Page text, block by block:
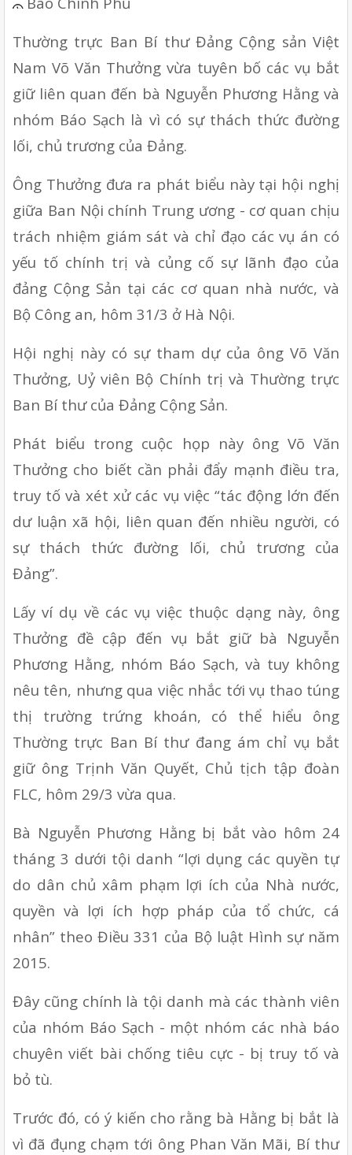
Thường trực Ban Bí thư Đảng Cộng sản Việt
Nam Võ Văn Thưởng vừa tuyên bố các vụ bắt
giữ liên quan đến bà Nguyễn Phương Hằng và
nhóm Báo Sạch là vì có sự thách thức đường
lối, chủ trương của Đảng.
Ông Thưởng đưa ra phát biểu này tại hội nghị
giữa Ban Nội chính Trung ương - cơ quan chịu
trách nhiệm giám sát và chỉ đạo các vụ án có
yếu tố chính trị và củng cố sự lãnh đạo của
đảng Cộng Sản tại các cơ quan nhà nước, và
Bộ Công an, hôm 31/3 ở Hà Nội.
Hội nghị này có sự tham dự của ông Võ Văn
Thưởng, Uỷ viên Bộ Chính trị và Thường trực
Ban Bí thư của Đảng Cộng Sản.
Phát biểu trong cuộc họp này ông Võ Văn
Thưởng cho biết cần phải đẩy mạnh điều tra,
truy tố và xét xử các vụ việc “tác động lớn đến
dư luận xã hội, liên quan đến nhiều người, có
sự thách thức đường lối, chủ trương của
Đảng”.
Lấy ví dụ về các vụ việc thuộc dạng này, ông
Thưởng đề cập đến vụ bắt giữ bà Nguyễn
Phương Hằng, nhóm Báo Sạch, và tuy không
nêu tên, nhưng qua việc nhắc tới vụ thao túng
thị trường trứng khoán, có thể hiểu ông
Thường trực Ban Bí thư đang ám chỉ vụ bắt
giữ ông Trịnh Văn Quyết, Chủ tịch tập đoàn
FLC, hôm 29/3 vừa qua.
Bà Nguyễn Phương Hằng bị bắt vào hôm 24
tháng 3 dưới tội danh “lợi dụng các quyền tự
do dân chủ xâm phạm lợi ích của Nhà nước,
quyền và lợi ích hợp pháp của tổ chức, cá
nhân” theo Điều 331 của Bộ luật Hình sự năm
2015.
Đây cũng chính là tội danh mà các thành viên
của nhóm Báo Sạch - một nhóm các nhà báo
chuyên viết bài chống tiêu cực - bị truy tố và
bỏ tù.
Trước đó, có ý kiến cho rằng bà Hằng bị bắt là
vì đã đụng chạm tới ông Phan Văn Mãi, Bí thư